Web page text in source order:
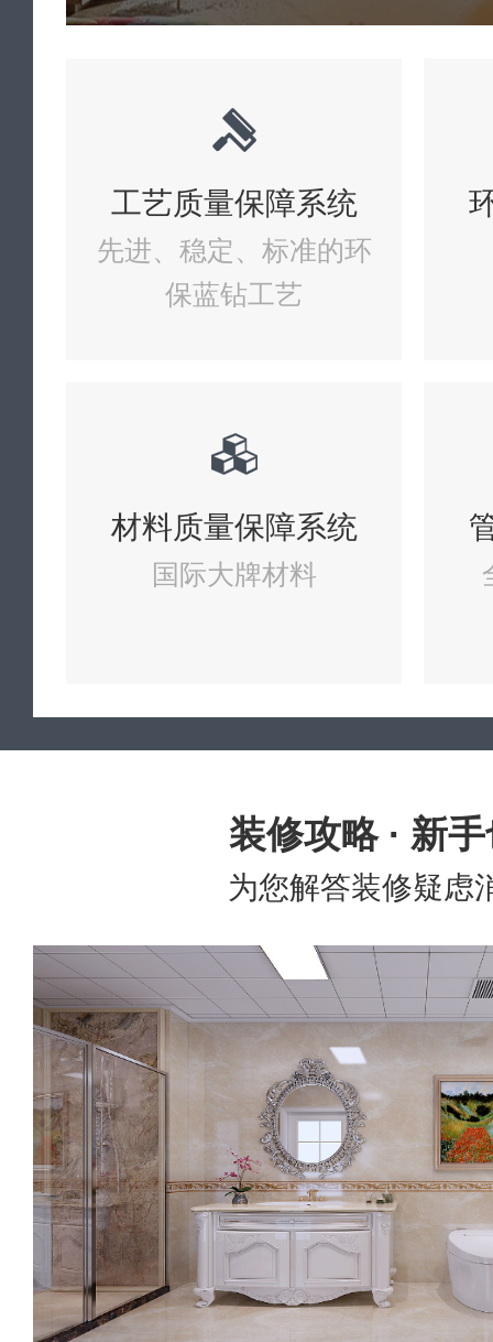
工艺质量保障系统
先进、稳定、标准的环
保蓝钻工艺
材料质量保障系统
国际大牌材料
装修攻略 · 新
为您解答装修疑虑